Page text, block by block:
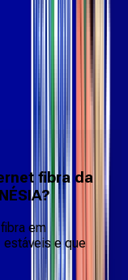
fibra da
em
estáveis e que